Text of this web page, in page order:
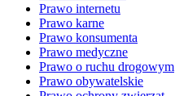
Prawo internetu
Prawo karne
Prawo konsumenta
Prawo medyczne
Prawo o ruchu drogowym
Prawo obywatelskie